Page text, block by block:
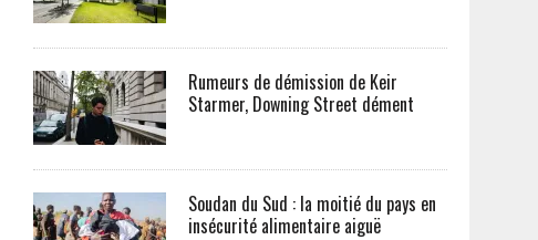
Rumeurs de démission de Keir
Starmer, Downing Street dément
Soudan du Sud : la moitié du pays en
insécurité alimentaire aiguë